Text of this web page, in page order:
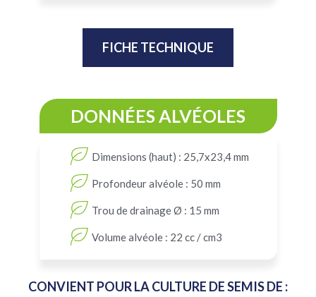
FICHE TECHNIQUE
DONNÉES ALVÉOLES
Dimensions (haut) : 25,7x23,4 mm
Profondeur alvéole : 50 mm
Trou de drainage Ø : 15 mm
Volume alvéole : 22 cc / cm3
CONVIENT POUR LA CULTURE DE SEMIS DE :